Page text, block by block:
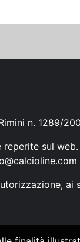
n. 1289/
sul web.
ai